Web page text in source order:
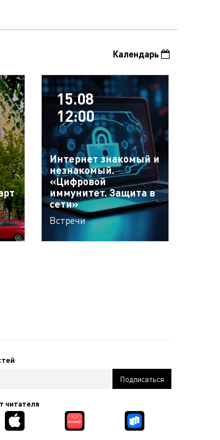
Календарь
15.08
12:00
Интернет знакомый и
незнакомый.
«Цифровой
иммунитет. Защита в
сети»
Встречи
читателя